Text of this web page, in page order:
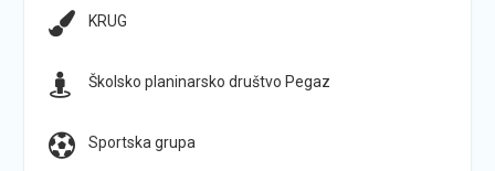
KRUG
Školsko planinarsko društvo Pegaz
Sportska grupa